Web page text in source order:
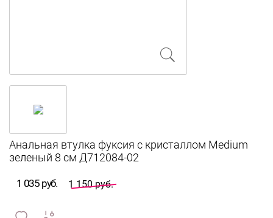
1 035 руб. 1 150 руб.